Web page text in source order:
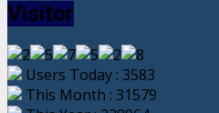
Visitor
Users Today : 3583
This Month : 31579